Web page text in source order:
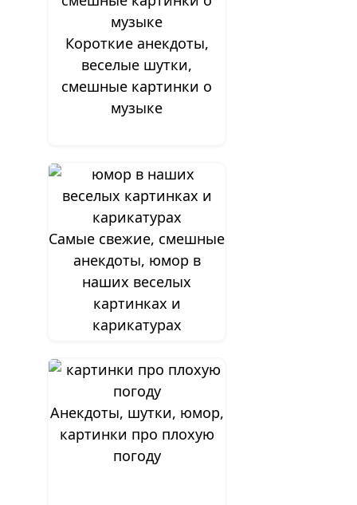
Короткие анекдоты,
веселые шутки,
смешные картинки о
музыке
Самые свежие, смешные
анекдоты, юмор в
наших веселых
картинках и
карикатурах
Анекдоты, шутки, юмор,
картинки про плохую
погоду